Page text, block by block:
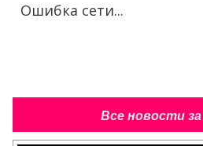
Ошибка сети...
Все новости за